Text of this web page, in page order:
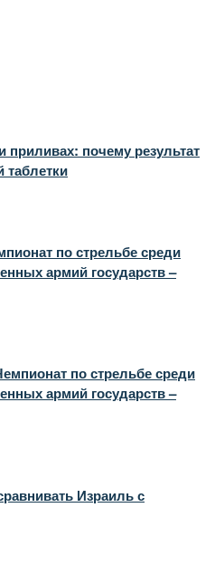
приливах: почему результат
таблетки
по стрельбе среди
армий государств –
по стрельбе среди
армий государств –
Израиль с